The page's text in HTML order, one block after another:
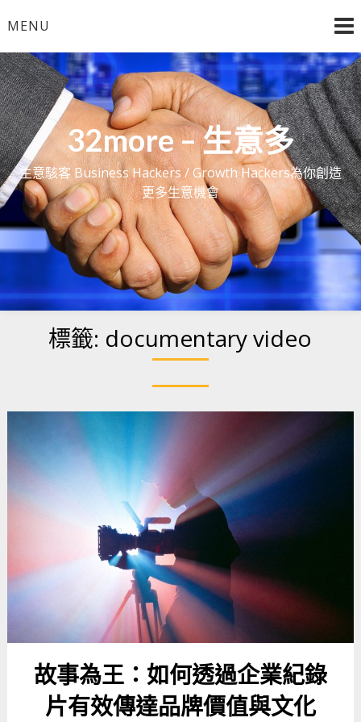
toMENU
32more – 生意多
生意駭客 Business Hackers / Growth Hackers為你創造
更多生意機會
標籤: documentary video
故事為王：如何透過企業紀錄
片有效傳達品牌價值與文化